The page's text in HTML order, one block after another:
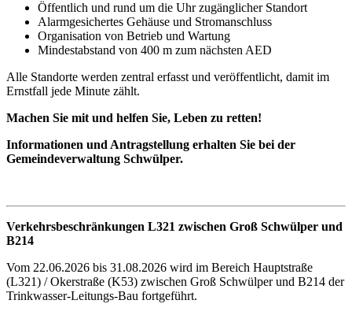
Öffentlich und rund um die Uhr zugänglicher Standort
Alarmgesichertes Gehäuse und Stromanschluss
Organisation von Betrieb und Wartung
Mindestabstand von 400 m zum nächsten AED
Alle Standorte werden zentral erfasst und veröffentlicht, damit im
Ernstfall jede Minute zählt.
Machen Sie mit und helfen Sie, Leben zu retten!
Informationen und Antragstellung erhalten Sie bei der
Gemeindeverwaltung Schwülper.
Verkehrsbeschränkungen L321 zwischen Groß Schwülper und
B214
Vom 22.06.2026 bis 31.08.2026 wird im Bereich Hauptstraße
(L321) / Okerstraße (K53) zwischen Groß Schwülper und B214 der
Trinkwasser-Leitungs-Bau fortgeführt.